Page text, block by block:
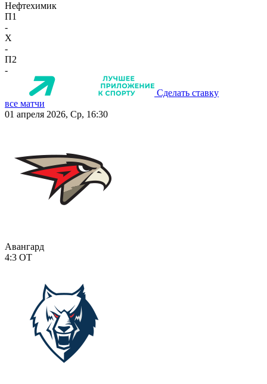
Нефтехимик
П1
-
X
-
П2
-
Сделать ставку
все матчи
01 апреля 2026, Ср, 16:30
Авангард
4:3 ОТ